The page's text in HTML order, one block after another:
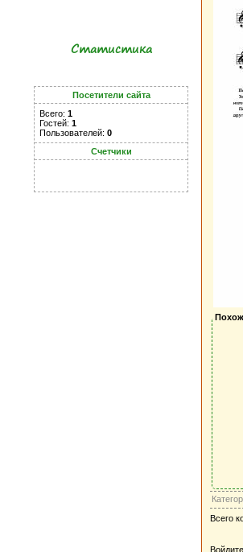
Статистика
Посетители сайта
Всего: 1
Гостей: 1
Пользователей: 0
Счетчики
Всего